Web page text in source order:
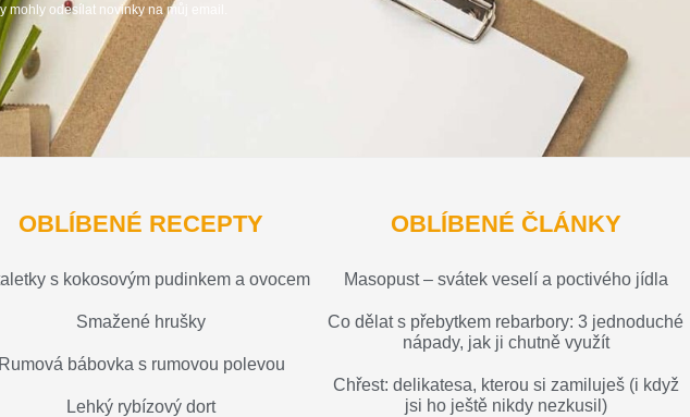
odesílat novinky na můj email.
OBLÍBENÉ RECEPTY
s kokosovým pudinkem a ovocem
Smažené hrušky
Rumová bábovka s rumovou polevou
Lehký rybízový dort
OBLÍBENÉ ČLÁNKY
Masopust – svátek veselí a poctivého jídla
Co dělat s přebytkem rebarbory: 3 jednoduché
nápady, jak ji chutně využít
Chřest: delikatesa, kterou si zamiluješ (i když
jsi ho ještě nikdy nezkusil)